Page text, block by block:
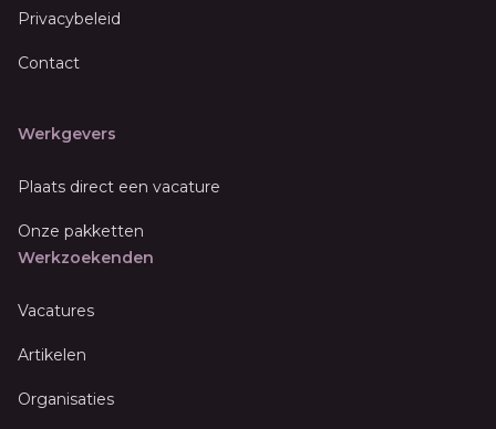
Privacybeleid
Contact
Werkgevers
Plaats direct een vacature
Onze pakketten
Werkzoekenden
Vacatures
Artikelen
Organisaties